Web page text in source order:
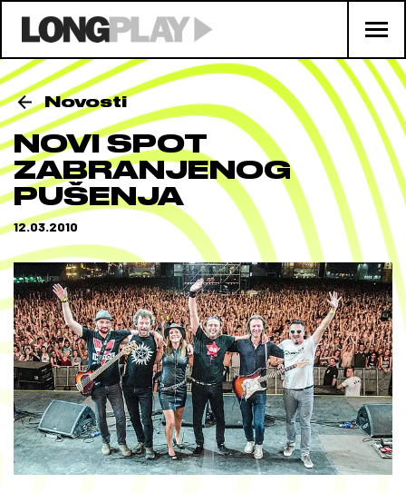
Novosti
NOVI SPOT
ZABRANJENOG
PUŠENJA
12.03.2010